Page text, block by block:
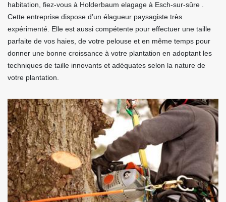
habitation, fiez-vous à Holderbaum elagage à Esch-sur-sûre .
Cette entreprise dispose d’un élagueur paysagiste très
expérimenté. Elle est aussi compétente pour effectuer une taille
parfaite de vos haies, de votre pelouse et en même temps pour
donner une bonne croissance à votre plantation en adoptant les
techniques de taille innovants et adéquates selon la nature de
votre plantation.